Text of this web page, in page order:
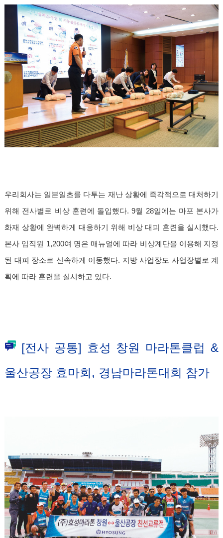
우리회사는 일분일초를 다투는 재난 상황에 즉각적으로 대처하기
위해 전사별로 비상 훈련에 돌입했다. 9월 28일에는 마포 본사가
화재 상황에 완벽하게 대응하기 위해 비상 대피 훈련을 실시했다.
본사 임직원 1,200여 명은 매뉴얼에 따라 비상계단을 이용해 지정
된 대피 장소로 신속하게 이동했다. 지방 사업장도 사업장별로 계
획에 따라 훈련을 실시하고 있다.
[전사 공통] 효성 창원 마라톤클럽 &
울산공장 효마회, 경남마라톤대회 참가